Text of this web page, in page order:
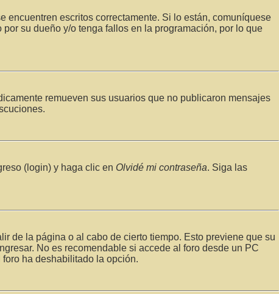
encuentren escritos correctamente. Si lo están, comuníquese
su dueño y/o tenga fallos en la programación, por lo que
remueven sus usuarios que no publicaron mensajes
(login) y haga clic en Olvidé mi contraseña. Siga las
de la página o al cabo de cierto tiempo. Esto previene que su
No es recomendable si accede al foro desde un PC
ha deshabilitado la opción.